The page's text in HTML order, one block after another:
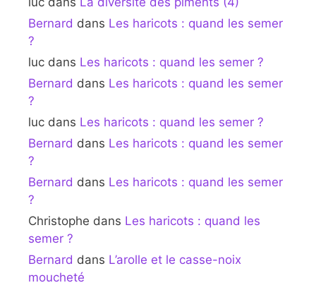
Bernard dans Les haricots : quand les semer
?
luc dans Les haricots : quand les semer ?
Bernard dans Les haricots : quand les semer
?
luc dans Les haricots : quand les semer ?
Bernard dans Les haricots : quand les semer
?
Bernard dans Les haricots : quand les semer
?
Christophe dans Les haricots : quand les
semer ?
Bernard dans L’arolle et le casse-noix
moucheté